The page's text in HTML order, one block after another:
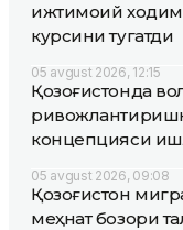
ижтимоий
курсини тугатди
05 avgust 2026, 12:15
Қозоғистонда
концепцияси
05 avgust 2026, 09:08
Қозоғистон
меҳнат бозори